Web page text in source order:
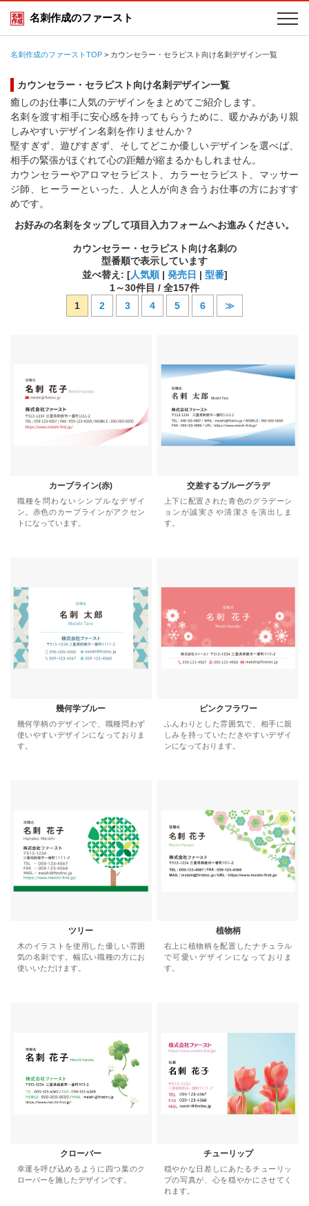
名刺作成のファースト
名刺作成のファーストTOP > カウンセラー・セラピスト向け名刺デザイン一覧
カウンセラー・セラピスト向け名刺デザイン一覧
癒しのお仕事に人気のデザインをまとめてご紹介します。
名刺を渡す相手に安心感を持ってもらうために、暖かみがあり親
しみやすいデザイン名刺を作りませんか？
堅すぎず、遊びすぎず、そしてどこか優しいデザインを選べば、
相手の緊張がほぐれて心の距離が縮まるかもしれません。
カウンセラーやアロマセラピスト、カラーセラピスト、マッサー
ジ師、ヒーラーといった、人と人が向き合うお仕事の方におすす
めです。
お好みの名刺をタップして項目入力フォームへお進みください。
カウンセラー・セラピスト向け名刺の
型番順で表示しています
並べ替え: [人気順| 発売日 | 型番]
1～30件目 / 全157件
1
2 3 4 5 6 ≫
カーブライン(赤)
職種を問わないシンプルなデザイ
ン。赤色のカーブラインがアクセン
トになっています。
交差するブルーグラデ
上下に配置された青色のグラデーシ
ョンが誠実さや清潔さを演出しま
す。
幾何学ブルー
幾何学柄のデザインで、職種問わず
使いやすいデザインになっておりま
す。
ピンクフラワー
ふんわりとした雰囲気で、相手に親
しみを持っていただきやすいデザイ
ンになっております。
ツリー
木のイラストを使用した優しい雰囲
気の名刺です。幅広い職種の方にお
使いいただけます。
植物柄
右上に植物柄を配置したナチュラル
で可愛いデザインになっておりま
す。
クローバー
幸運を呼び込めるように四つ葉のク
ローバーを施したデザインです。
チューリップ
穏やかな日差しにあたるチューリッ
プの写真が、心を穏やかにさせてく
れます。